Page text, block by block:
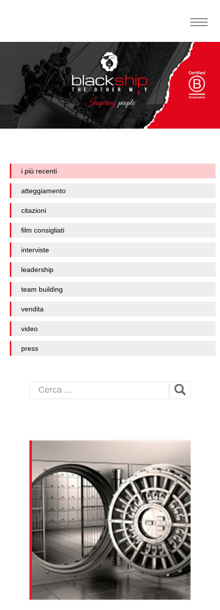
Toggle
i più recenti
atteggiamento
citazioni
film consigliati
interviste
leadership
team building
vendita
video
press